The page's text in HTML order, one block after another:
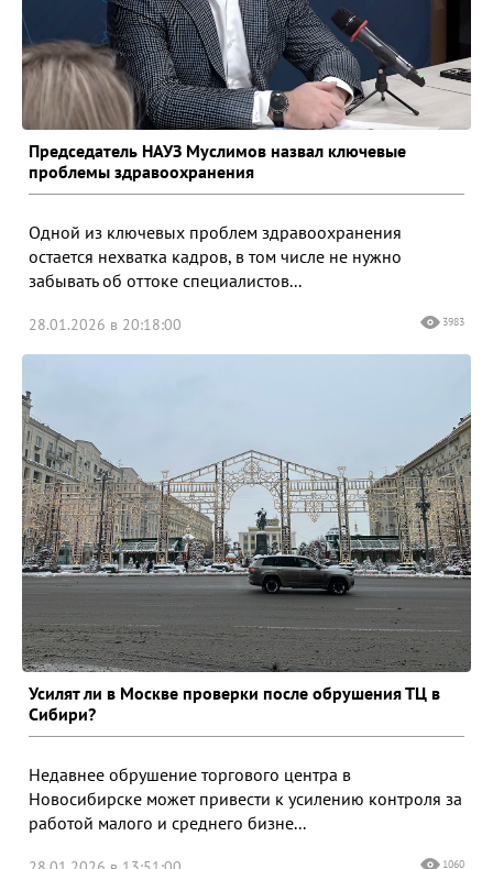
Председатель НАУЗ Муслимов назвал ключевые
проблемы здравоохранения
Одной из ключевых проблем здравоохранения
остается нехватка кадров, в том числе не нужно
забывать об оттоке специалистов...
28.01.2026 в 20:18:00 3983
Усилят ли в Москве проверки после обрушения ТЦ в
Сибири?
Недавнее обрушение торгового центра в
Новосибирске может привести к усилению контроля за
работой малого и среднего бизне...
1060